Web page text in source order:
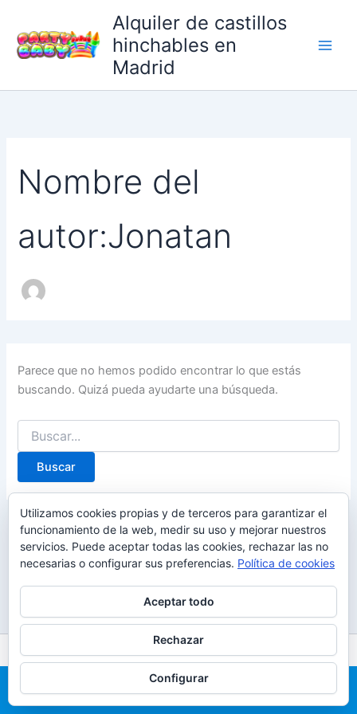
contenido
Alquiler de castillos
hinchables en
Madrid
Nombre del
autor:Jonatan
Parece que no hemos podido encontrar lo que estás
buscando. Quizá pueda ayudarte una búsqueda.
Buscar
por:
Todos los derechos © 2026 Alquiler de castillos hinchables en
Madrid | 691 203 386
Utilizamos cookies propias y de terceros para garantizar el
funcionamiento de la web, medir su uso y mejorar nuestros
servicios. Puede aceptar todas las cookies, rechazar las no
necesarias o configurar sus preferencias. Política de cookies
Aceptar todo
Rechazar
Configurar